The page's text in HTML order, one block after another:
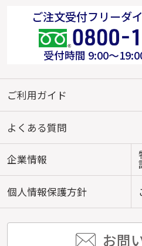
ご注文受付フリーダ
受付時間 9:00～
ご利用ガイド
よくある質問
企業情報
個人情報保護方針
お問